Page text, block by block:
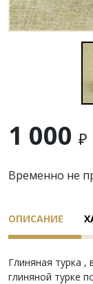
1 000 ₽
Временно не
ОПИСАНИЕ
Глиняная турка
глиняной турке